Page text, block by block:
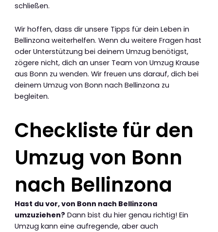
schließen.
Wir hoffen, dass dir unsere Tipps für dein Leben in
Bellinzona weiterhelfen. Wenn du weitere Fragen hast
oder Unterstützung bei deinem Umzug benötigst,
zögere nicht, dich an unser Team von Umzug Krause
aus Bonn zu wenden. Wir freuen uns darauf, dich bei
deinem Umzug von Bonn nach Bellinzona zu
begleiten.
Checkliste für den
Umzug von Bonn
nach Bellinzona
Hast du vor, von Bonn nach Bellinzona
umzuziehen? Dann bist du hier genau richtig! Ein
Umzug kann eine aufregende, aber auch